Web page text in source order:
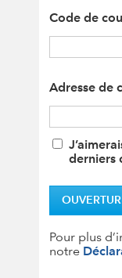
Code de
Adresse de
derniers
Pour plus
notre